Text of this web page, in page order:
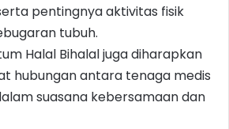
pentingnya aktivitas fisik
tubuh.
Halal Bihalal juga diharapkan
hubungan antara tenaga medis
suasana kebersamaan dan